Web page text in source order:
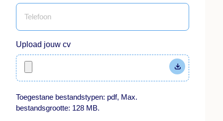
Upload jouw cv
Toegestane bestandstypen: pdf, Max.
bestandsgrootte: 128 MB.